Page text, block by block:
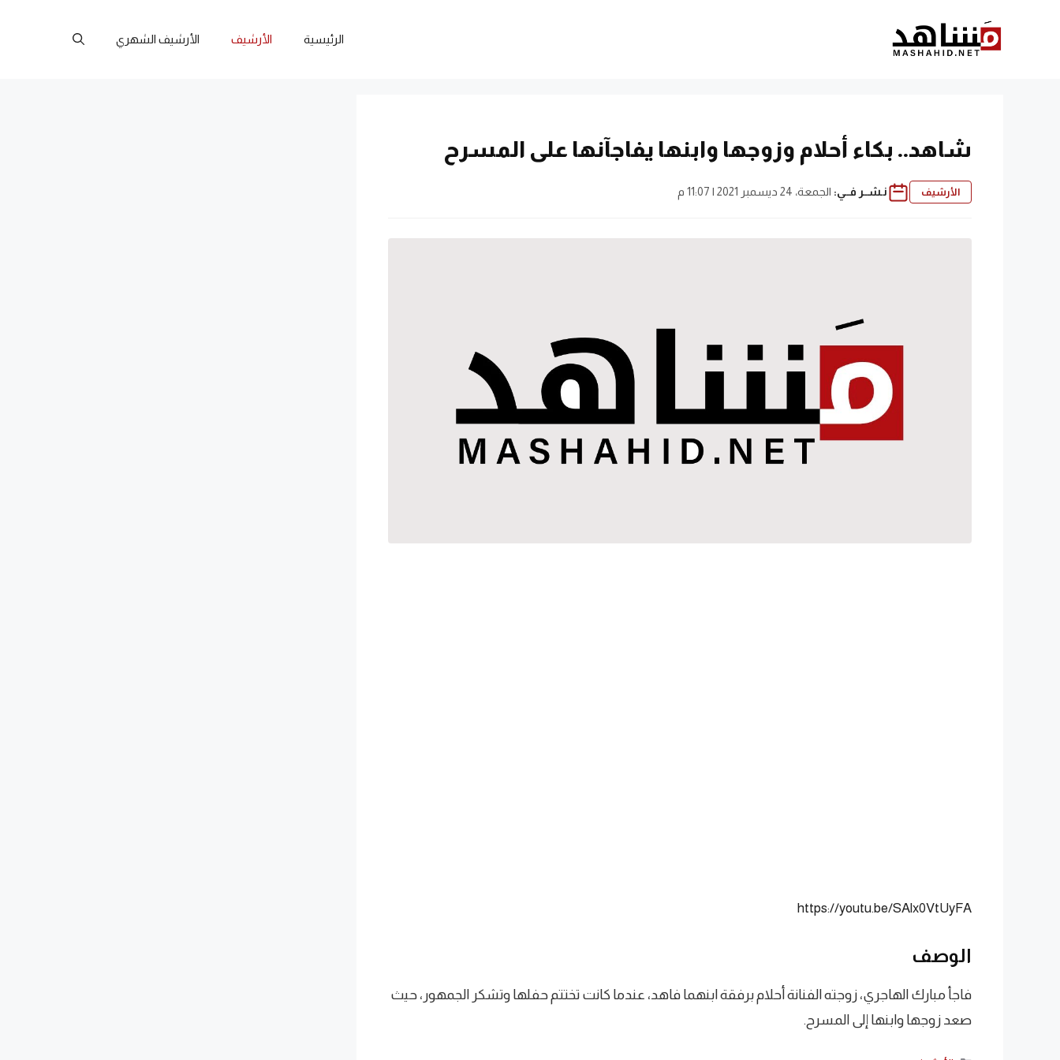
الرئيسية الأرشيف الأرشيف الشهري
شاهد.. بكاء أحلام وزوجها وابنها يفاجآنها على المسرح
الأرشيف نـشــر فــي: الجمعة، 24 ديسمبر 2021 | 11:07 م
https://youtu.be/SAlx0VtUyFA
الوصف
فاجأ مبارك الهاجري، زوجته الفنانة أحلام برفقة ابنهما فاهد، عندما كانت تختتم حفلها وتشكر الجمهور، حيث
صعد زوجها وابنها إلى المسرح.